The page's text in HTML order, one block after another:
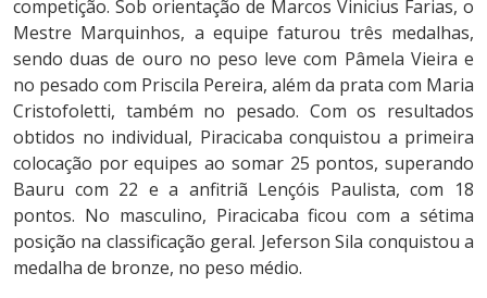
competição. Sob orientação de Marcos Vinicius Farias, o
Mestre Marquinhos, a equipe faturou três medalhas,
sendo duas de ouro no peso leve com Pâmela Vieira e
no pesado com Priscila Pereira, além da prata com Maria
Cristofoletti, também no pesado. Com os resultados
obtidos no individual, Piracicaba conquistou a primeira
colocação por equipes ao somar 25 pontos, superando
Bauru com 22 e a anfitriã Lençóis Paulista, com 18
pontos. No masculino, Piracicaba ficou com a sétima
posição na classificação geral. Jeferson Sila conquistou a
medalha de bronze, no peso médio.